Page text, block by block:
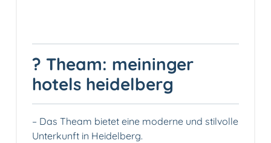
? Theam: meininger
hotels heidelberg
– Das Theam bietet eine moderne und stilvolle
Unterkunft in Heidelberg.